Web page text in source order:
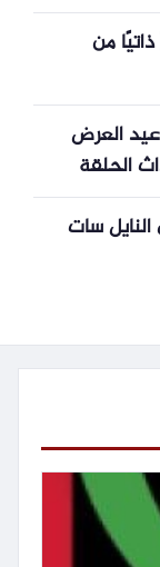
من
الحلقة 21: مواعيد العرض
الحلقة
سات